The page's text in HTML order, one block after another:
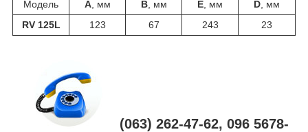
Модель А, мм В, мм Е , мм D , мм
RV 125L
123 67 243 23
(063) 262-47-62, 096 5678-